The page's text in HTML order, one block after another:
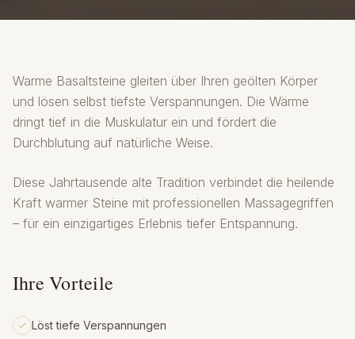
Warme Basaltsteine gleiten über Ihren geölten Körper
und lösen selbst tiefste Verspannungen. Die Wärme
dringt tief in die Muskulatur ein und fördert die
Durchblutung auf natürliche Weise.
Diese Jahrtausende alte Tradition verbindet die heilende
Kraft warmer Steine mit professionellen Massagegriffen
– für ein einzigartiges Erlebnis tiefer Entspannung.
Ihre Vorteile
Löst tiefe Verspannungen